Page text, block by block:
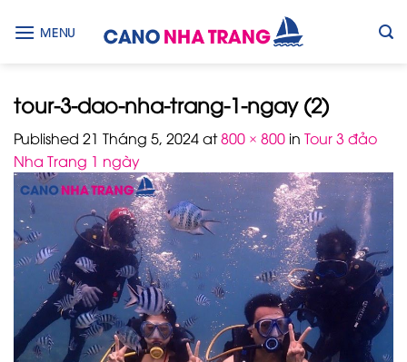
MENU
tour-3-dao-nha-trang-1-ngay (2)
Published 21 Tháng 5, 2024at800 × 800 in Tour 3 đảo
Nha Trang 1 ngày